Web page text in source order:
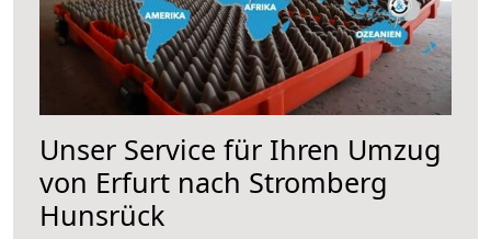
Unser Service für Ihren Umzug
von Erfurt nach Stromberg
Hunsrück